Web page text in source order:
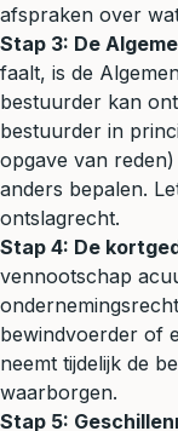
afspraken over
Stap 3: De
faalt, is de
bestuurder kan
bestuurder in
opgave van
anders bepalen.
ontslagrecht.
Stap 4: De
vennootschap
bewindvoerder of
neemt tijdelijk de
waarborgen.
Stap 5: